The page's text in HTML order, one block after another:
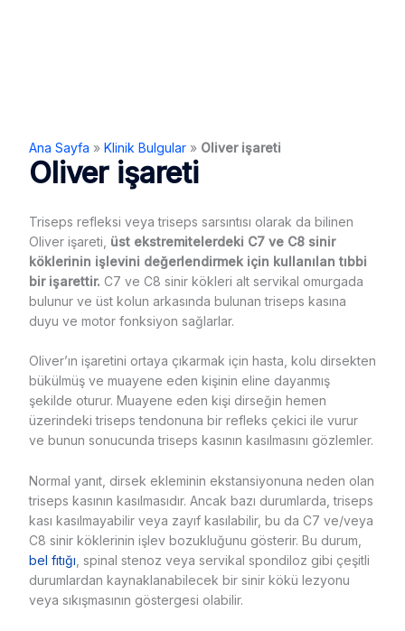
Ana Sayfa » Klinik Bulgular» Oliver işareti
Oliver işareti
Triseps refleksi veya triseps sarsıntısı olarak da bilinen
Oliver işareti, üst ekstremitelerdeki C7 ve C8 sinir
köklerinin işlevini değerlendirmek için kullanılan tıbbi
bir işarettir. C7 ve C8 sinir kökleri alt servikal omurgada
bulunur ve üst kolun arkasında bulunan triseps kasına
duyu ve motor fonksiyon sağlarlar.
Oliver’ın işaretini ortaya çıkarmak için hasta, kolu dirsekten
bükülmüş ve muayene eden kişinin eline dayanmış
şekilde oturur. Muayene eden kişi dirseğin hemen
üzerindeki triseps tendonuna bir refleks çekici ile vurur
ve bunun sonucunda triseps kasının kasılmasını gözlemler.
Normal yanıt, dirsek ekleminin ekstansiyonuna neden olan
triseps kasının kasılmasıdır. Ancak bazı durumlarda, triseps
kası kasılmayabilir veya zayıf kasılabilir, bu da C7 ve/veya
C8 sinir köklerinin işlev bozukluğunu gösterir. Bu durum,
bel fıtığı , spinal stenoz veya servikal spondiloz gibi çeşitli
durumlardan kaynaklanabilecek bir sinir kökü lezyonu
veya sıkışmasının göstergesi olabilir.